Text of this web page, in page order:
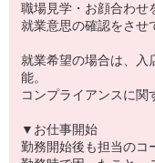
職場見学・お顔合わせ
就業意思の確認をさせ
就業希望の場合は、入
能。
コンプライアンスに関
▼お仕事開始
勤務開始後も担当のコ